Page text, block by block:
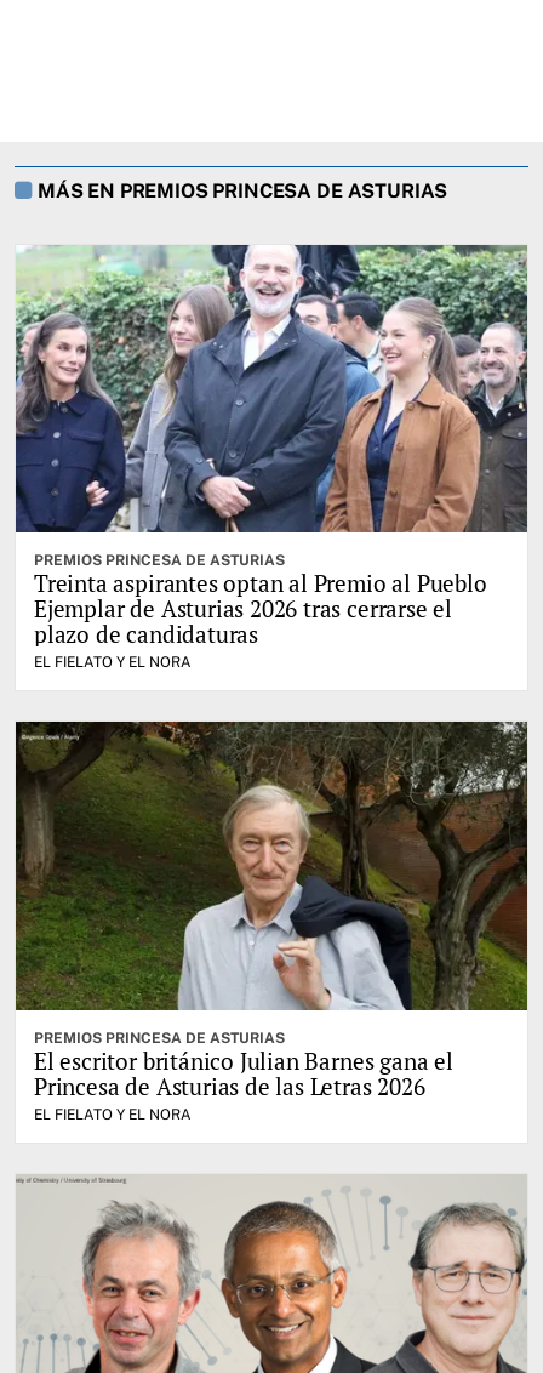
MÁS EN PREMIOS PRINCESA DE ASTURIAS
PREMIOS PRINCESA DE ASTURIAS
Treinta aspirantes optan al Premio al Pueblo
Ejemplar de Asturias 2026 tras cerrarse el
plazo de candidaturas
EL FIELATO Y EL NORA
PREMIOS PRINCESA DE ASTURIAS
El escritor británico Julian Barnes gana el
Princesa de Asturias de las Letras 2026
EL FIELATO Y EL NORA